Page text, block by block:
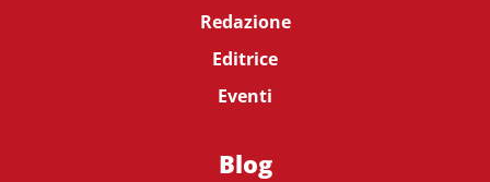
Redazione
Editrice
Eventi
Blog